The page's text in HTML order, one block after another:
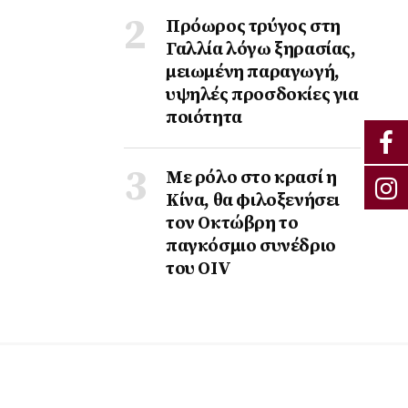
Πρόωρος τρύγος στη
Γαλλία λόγω ξηρασίας,
μειωμένη παραγωγή,
υψηλές προσδοκίες για
ποιότητα
Με ρόλο στο κρασί η
Κίνα, θα φιλοξενήσει
τον Οκτώβρη το
παγκόσμιο συνέδριο
του ΟΙV